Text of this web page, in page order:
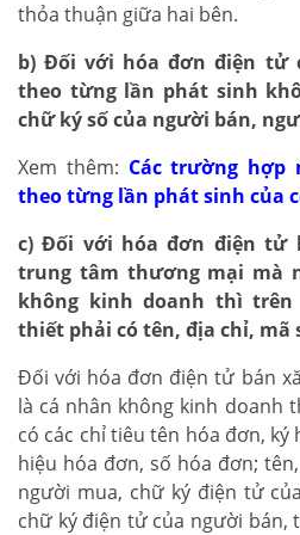
thỏa thuận giữa hai bên.
b) Đối với hóa đơn điện tử
theo từng lần phát sinh
chữ ký số của người bán,
Xem thêm: Các trường
theo từng lần phát sinh của
c) Đối với hóa đơn điện tử
trung tâm thương mại mà
không kinh doanh thì
thiết phải có tên, địa chỉ, mã
Đối với hóa đơn điện tử bán
là cá nhân không kinh doanh
có các chỉ tiêu tên hóa đơn, ký
hiệu hóa đơn, số hóa đơn;
người mua, chữ ký điện tử
chữ ký điện tử của người bán,